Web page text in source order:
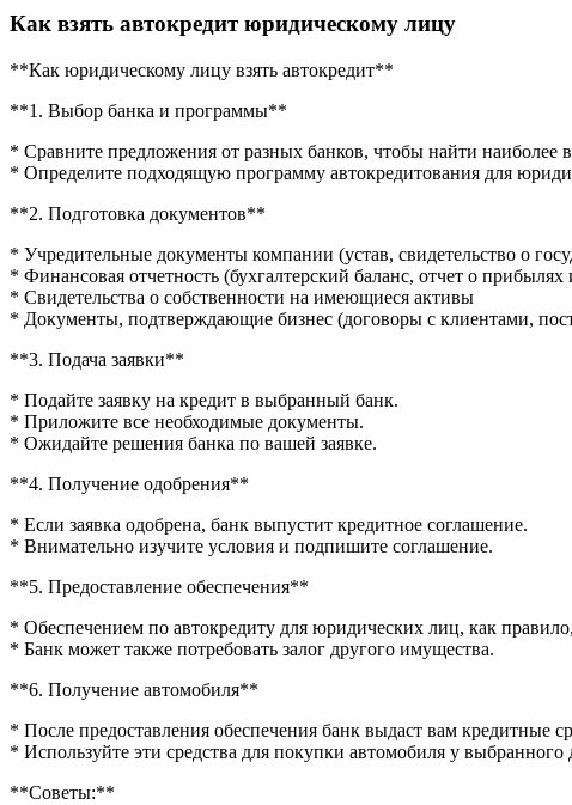
Как взять автокредит юридическому лицу
**Как юридическому лицу взять автокредит**
**1. Выбор банка и программы**
* Сравните предложения от разных банков, чтобы найти наиболее
* Определите подходящую программу автокредитования для
**2. Подготовка документов**
* Учредительные документы компании (устав, свидетельство о
* Финансовая отчетность (бухгалтерский баланс, отчет о прибылях
* Свидетельства о собственности на имеющиеся активы
* Документы, подтверждающие бизнес (договоры с клиентами,
**3. Подача заявки**
* Подайте заявку на кредит в выбранный банк.
* Приложите все необходимые документы.
* Ожидайте решения банка по вашей заявке.
**4. Получение одобрения**
* Если заявка одобрена, банк выпустит кредитное соглашение.
* Внимательно изучите условия и подпишите соглашение.
**5. Предоставление обеспечения**
* Обеспечением по автокредиту для юридических лиц, как
* Банк может также потребовать залог другого имущества.
**6. Получение автомобиля**
* После предоставления обеспечения банк выдаст вам кредитные
* Используйте эти средства для покупки автомобиля у выбранного
**Советы:**